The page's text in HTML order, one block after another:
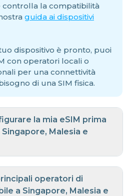
la compatibilità
guida ai dispositivi
dispositivo è pronto, puoi
con operatori locali o
per una connettività
di una SIM fisica.
la mia eSIM prima
Malesia e
operatori di
a Singapore, Malesia e